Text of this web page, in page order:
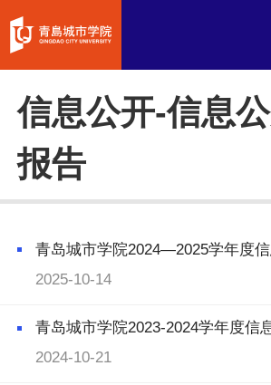
信息公开-信息
报告
青岛城市学院2024—2025学年度
2025-10-14
青岛城市学院2023-2024学年度信
2024-10-21